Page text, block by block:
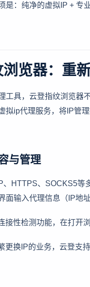
：纯净的虚拟IP + 专
览器：重
工具，云登指纹浏览器
拟ip代理服务，将IP管理
与管理
HTTPS、SOCKS5
面输入代理信息（IP地
接性检测功能，在打开
更换IP的业务，云登支